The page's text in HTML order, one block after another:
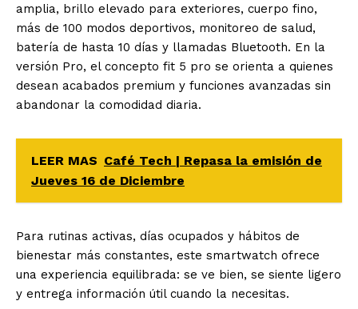
amplia, brillo elevado para exteriores, cuerpo fino,
más de 100 modos deportivos, monitoreo de salud,
batería de hasta 10 días y llamadas Bluetooth. En la
versión Pro, el concepto fit 5 pro se orienta a quienes
desean acabados premium y funciones avanzadas sin
abandonar la comodidad diaria.
LEER MAS Café Tech | Repasa la emisión de
Jueves 16 de Diciembre
Para rutinas activas, días ocupados y hábitos de
bienestar más constantes, este smartwatch ofrece
una experiencia equilibrada: se ve bien, se siente ligero
y entrega información útil cuando la necesitas.